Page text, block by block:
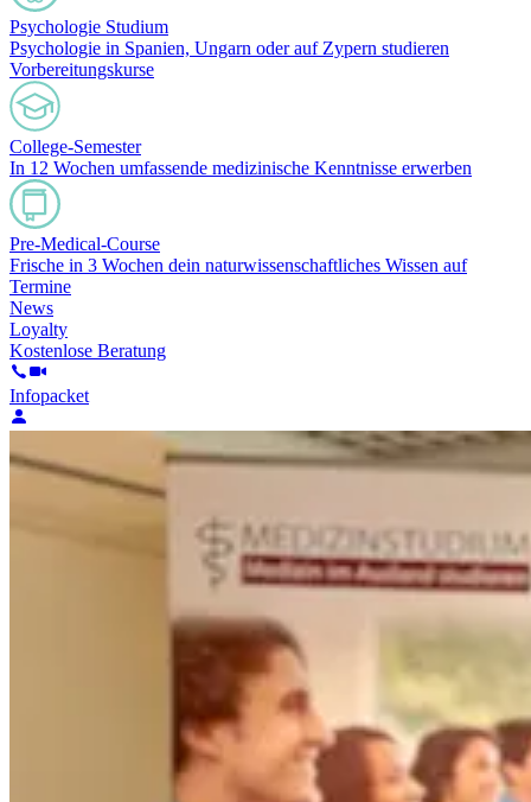
Psychologie Studium
Psychologie in Spanien, Ungarn oder auf Zypern studieren
Vorbereitungskurse
College-Semester
In 12 Wochen umfassende medizinische Kenntnisse erwerben
Pre-Medical-Course
Frische in 3 Wochen dein naturwissenschaftliches Wissen auf
Termine
News
Loyalty
Kostenlose Beratung
Infopacket